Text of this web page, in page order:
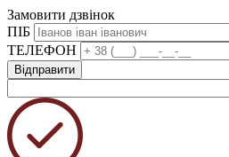
Замовити дзвінок
ПІБ
ТЕЛЕФОН